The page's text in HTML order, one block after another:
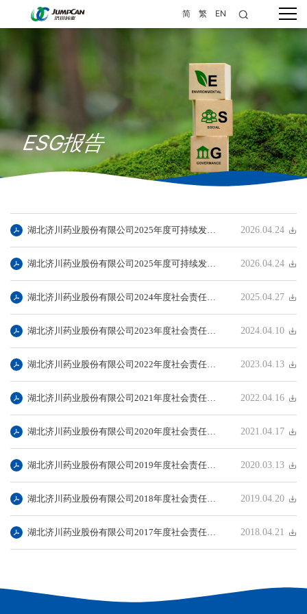
简 繁 EN
ESG报告
湖北济川药业股份有限公司2025年度可持续发展报告摘要 2026.04.24
湖北济川药业股份有限公司2025年度可持续发展报告 2026.04.24
湖北济川药业股份有限公司2024年度社会责任报告 2025.04.27
湖北济川药业股份有限公司2023年度社会责任报告 2024.04.10
湖北济川药业股份有限公司2022年度社会责任报告 2023.04.13
湖北济川药业股份有限公司2021年度社会责任报告 2022.04.16
湖北济川药业股份有限公司2020年度社会责任报告 2021.04.17
湖北济川药业股份有限公司2019年度社会责任报告 2020.03.13
湖北济川药业股份有限公司2018年度社会责任报告 2019.04.20
湖北济川药业股份有限公司2017年度社会责任报告 2018.04.21